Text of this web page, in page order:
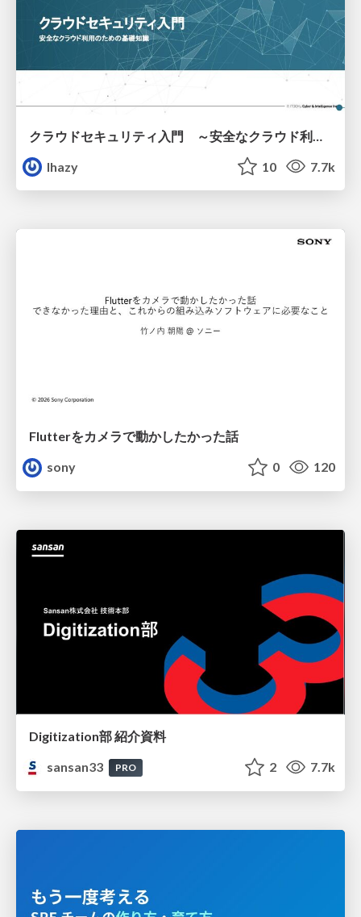
lhazy
10 7.7k
Flutterをカメラで動かしたかった話
sony
0 120
Digitization部 紹介資料
sansan33
PRO 2 7.7k